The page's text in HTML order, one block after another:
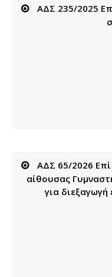
ΑΔΣ 235/2025
ΑΔΣ 65/2026
αίθουσας
για διεξαγωγή